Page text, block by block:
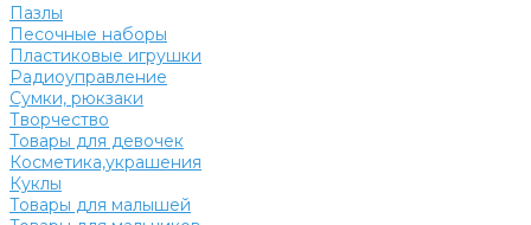
Пазлы
Песочные наборы
Пластиковые игрушки
Радиоуправление
Сумки, рюкзаки
Творчество
Товары для девочек
Косметика,украшения
Куклы
Товары для малышей